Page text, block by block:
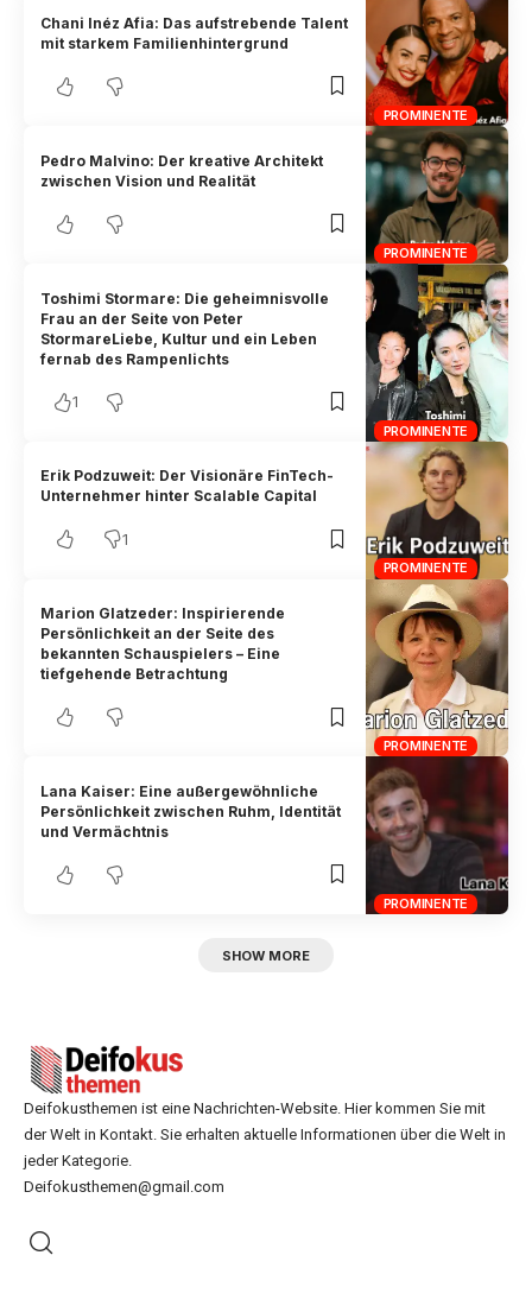
PROMINENTE
Chani Inéz Afia: Das aufstrebende Talent
mit starkem Familienhintergrund
PROMINENTE
Pedro Malvino: Der kreative Architekt
zwischen Vision und Realität
PROMINENTE
Toshimi Stormare: Die geheimnisvolle
Frau an der Seite von Peter
StormareLiebe, Kultur und ein Leben
fernab des Rampenlichts
1
PROMINENTE
Erik Podzuweit: Der Visionäre FinTech-
Unternehmer hinter Scalable Capital
1
PROMINENTE
Marion Glatzeder: Inspirierende
Persönlichkeit an der Seite des
bekannten Schauspielers – Eine
tiefgehende Betrachtung
PROMINENTE
Lana Kaiser: Eine außergewöhnliche
Persönlichkeit zwischen Ruhm, Identität
und Vermächtnis
SHOW MORE
Deifokusthemen ist eine Nachrichten-Website. Hier kommen Sie mit
der Welt in Kontakt. Sie erhalten aktuelle Informationen über die Welt in
jeder Kategorie.
Deifokusthemen@gmail.com